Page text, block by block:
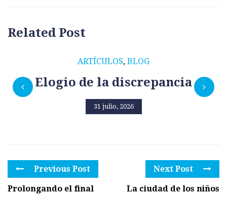
Related Post
ARTÍCULOS, BLOG
Elogio de la discrepancia
31 julio, 2026
Previous Post
Prolongando el final
Next Post
La ciudad de los niños